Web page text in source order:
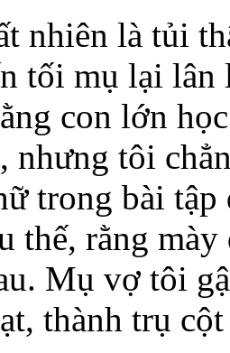
nhiên là tủi
tối mụ lại
con lớn
nhưng tôi
trong bài
thế, rằng
Mụ vợ tôi
thành trụ